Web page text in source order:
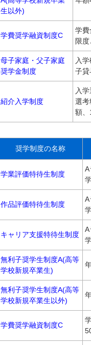
生以外)
学費奨学融資制度C
学費
限
母子家庭・父子家庭
奨学金制度
入
子貸
紹介入学制度
入
選考
額、
奨学制度の名称
学業評価特待生制度
A
作品評価特待生制度
A
キャリア支援特待生制度
A
無利子奨学生制度A(高等
学校新規卒業生)
無利子奨学生制度A(高等
学校新規卒業生以外)
学費奨学融資制度C